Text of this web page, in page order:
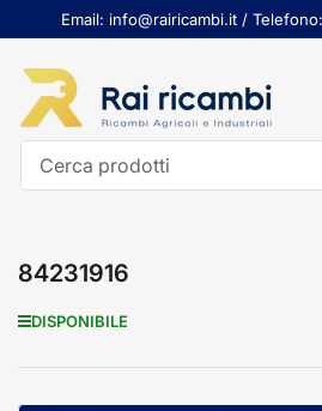
al
contenuto
Email: info@rairicambi.it /
84231916
DISPONIBILE